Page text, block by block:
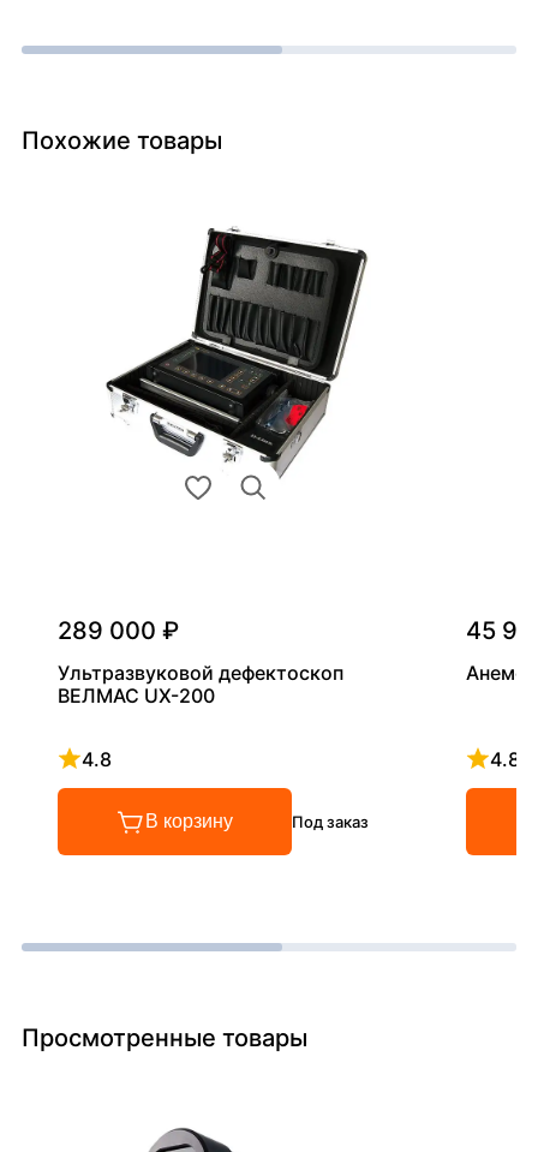
Похожие товары
289 000 ₽
Ультразвуковой дефектоскоп
ВЕЛМАС UX-200
4.8
Рейтинг 4.8 из 5
В корзину Под заказ
45
4.8
Просмотренные товары